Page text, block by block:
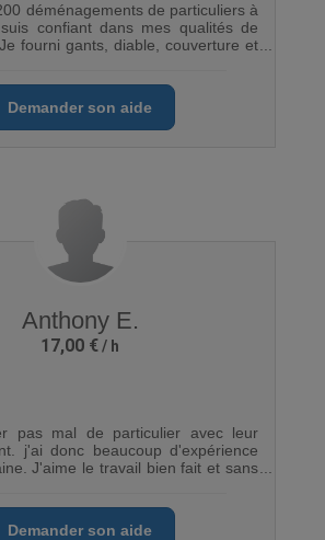
déménagements de particuliers à
confiant dans mes qualités de
fourni gants, diable, couverture et
Demander son aide
Anthony E.
17,00 €
pas mal de particulier avec leur
j'ai donc beaucoup d'expérience
J'aime le travail bien fait et sans
Demander son aide